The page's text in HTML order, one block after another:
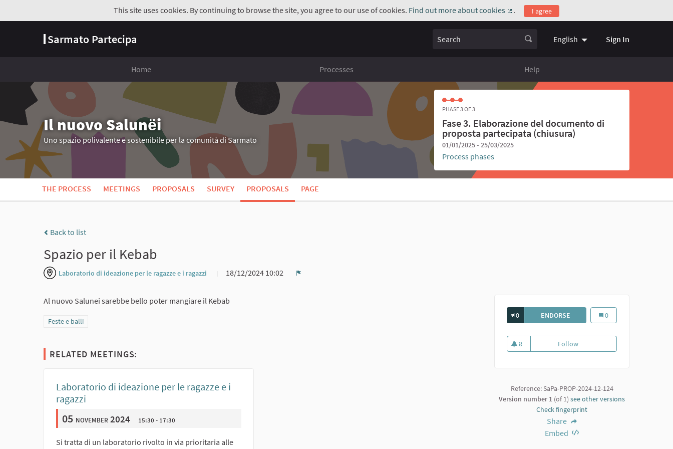
This site uses cookies. By continuing to browse the site, you agree to our use of cookies. Find out more about cookies
(External link)
. I agree
Sarmato Partecipa Search English Choose language
Sign In
Home Processes Help
Il nuovo Salunёi
Uno spazio polivalente e sostenibile per la comunità di Sarmato
PHASE 3 OF 3
Fase 3. Elaborazione del documento di
proposta partecipata (chiusura)
01/01/2025 - 25/03/2025
Process phases
THE PROCESS MEETINGS PROPOSALS SURVEY PROPOSALS PAGE
Back to list
Spazio per il Kebab
Laboratorio di ideazione per le ragazze e i ragazzi
18/12/2024 10:02
Al nuovo Salunei sarebbe bello poter mangiare il Kebab
Filter results for category: Feste e balli
Feste e balli
RELATED MEETINGS:
Laboratorio di ideazione per le ragazze e i
ragazzi
05 november 2024 15:30 - 17:30
Si tratta di un laboratorio rivolto in via prioritaria alle
0 ENDORSE SPAZIO PER IL KEBAB
Spazio per il Kebab
0
8
8 followers
FollowSpazio per il Kebab
Reference: SaPa-PROP-2024-12-124
Version number 1 (of 1) see other versions
Check fingerprint
Share
Embed